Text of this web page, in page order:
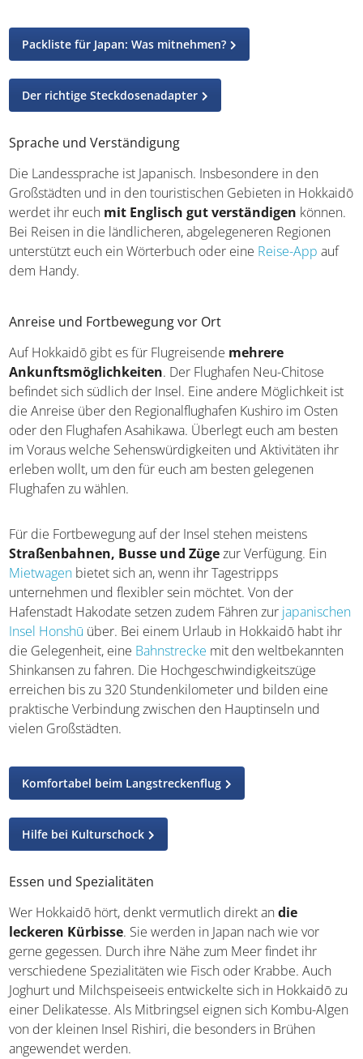
Packliste für Japan: Was mitnehmen?
Der richtige Steckdosenadapter
Sprache und Verständigung
Die Landessprache ist Japanisch. Insbesondere in den
Großstädten und in den touristischen Gebieten in Hokkaidō
werdet ihr euch mit Englisch gut verständigen können.
Bei Reisen in die ländlicheren, abgelegeneren Regionen
unterstützt euch ein Wörterbuch oder eine Reise-App auf
dem Handy.
Anreise und Fortbewegung vor Ort
Auf Hokkaidō gibt es für Flugreisende mehrere
Ankunftsmöglichkeiten. Der Flughafen Neu-Chitose
befindet sich südlich der Insel. Eine andere Möglichkeit ist
die Anreise über den Regionalflughafen Kushiro im Osten
oder den Flughafen Asahikawa. Überlegt euch am besten
im Voraus welche Sehenswürdigkeiten und Aktivitäten ihr
erleben wollt, um den für euch am besten gelegenen
Flughafen zu wählen.
Für die Fortbewegung auf der Insel stehen meistens
Straßenbahnen, Busse und Zügezur Verfügung. Ein
Mietwagen bietet sich an, wenn ihr Tagestripps
unternehmen und flexibler sein möchtet. Von der
Hafenstadt Hakodate setzen zudem Fähren zur japanischen
Insel Honshū über. Bei einem Urlaub in Hokkaidō habt ihr
die Gelegenheit, eine Bahnstrecke mit den weltbekannten
Shinkansen zu fahren. Die Hochgeschwindigkeitszüge
erreichen bis zu 320 Stundenkilometer und bilden eine
praktische Verbindung zwischen den Hauptinseln und
vielen Großstädten.
Komfortabel beim Langstreckenflug
Hilfe bei Kulturschock
Essen und Spezialitäten
Wer Hokkaidō hört, denkt vermutlich direkt andie
leckeren Kürbisse. Sie werden in Japan nach wie vor
gerne gegessen. Durch ihre Nähe zum Meer findet ihr
verschiedene Spezialitäten wie Fisch oder Krabbe. Auch
Joghurt und Milchspeiseeis entwickelte sich in Hokkaidō zu
einer Delikatesse. Als Mitbringsel eignen sich Kombu-Algen
von der kleinen Insel Rishiri, die besonders in Brühen
angewendet werden.